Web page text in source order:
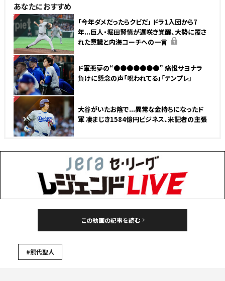
あなたにおすすめ
NEW
「今年ダメだったらクビだ」 ドラ1入団から7
年...巨人・堀田賢慎が遅咲き覚醒、大勢に覆さ
れた意識と内海コーチへの一言
NEW
ド軍悪夢の“●●●●●●●” 痛恨サヨナラ
負けに懸念の声「呪われてる」「テンプレ」
NEW
大谷がいたお陰で...異常な金持ちになったド
軍 凄まじき1584億円ビジネス、米記者の主張
この動画の記事を読む
#熊代聖人